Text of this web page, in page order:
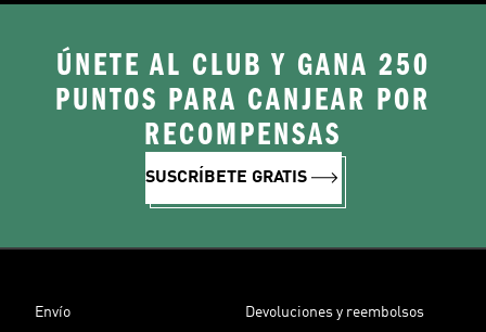
ÚNETE AL CLUB Y GANA 250
PUNTOS PARA CANJEAR POR
RECOMPENSAS
SUSCRÍBETE GRATIS
Envío Devoluciones y reembolsos